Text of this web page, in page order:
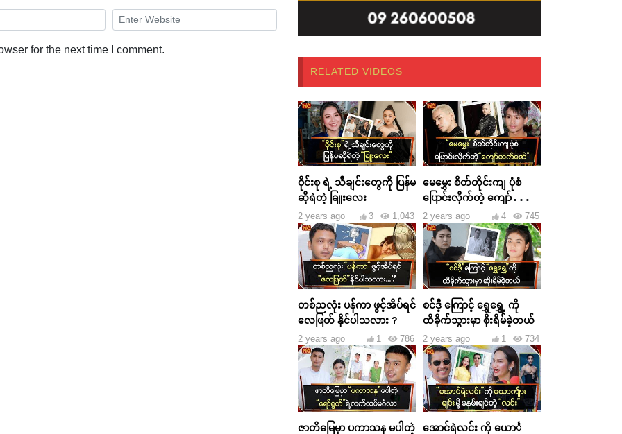
for the next time I comment.
RELATED VIDEOS
ဝိုင်းစု ရဲ့ သီချင်းတွေကို ပြန်မ
ဆိုရဲတဲ့ ခြူးလေး
2 years ago 1,043
3
မေမွှေး စိတ်တိုင်းကျ ပုံစံ
ပြောင်းလိုက်တဲ့ ကျော်ထက်
ဇော်
2 years ago 745
4
တစ်ညလုံး ပန်ကာ ဖွင့်အိပ်ရင်
လေဖြတ် နိုင်ပါသလား ?
2 years ago 786
1
စင်ဒီ့ ကြောင့် ရွှေရွှေ့ ကို
ထိခိုက်သွားမှာ စိုးရိမ်ခဲ့တယ်
2 years ago 734
1
ဇာတိမြေမှာ ပကာသန မပါတဲ့
အောင်ရဲလင်း ကို ယောင်္